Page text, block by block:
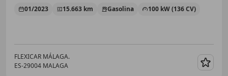
01/2023 15.663 km Gasolina 100 kW (136 CV)
FLEXICAR MÁLAGA.
ES-29004 MALAGA